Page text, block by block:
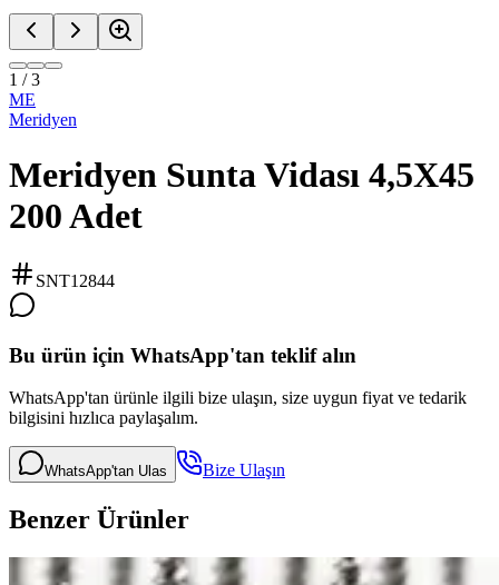
1 /3
ME
Meridyen
Meridyen Sunta Vidası 4,5X45
200 Adet
SNT12844
Bu ürün için WhatsApp'tan teklif alın
WhatsApp'tan ürünle ilgili bize ulaşın, size uygun fiyat ve tedarik
bilgisini hızlıca paylaşalım.
WhatsApp'tan Ulas Bize Ulaşın
Benzer Ürünler